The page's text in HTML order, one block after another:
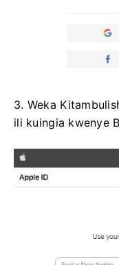
3. Weka
ili kuingia kwenye